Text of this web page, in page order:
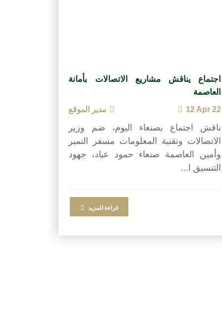
اجتماع يناقش مشاريع الاتصالات بأمانة
العاصمة
مدير الموقع 12 Apr 22
ناقش اجتماع بصنعاء اليوم، ضم وزير
الاتصالات وتقنية المعلومات مسفر النمير
وأمين العاصمة صنعاء حمود عباد، جهود
التنسيق ا...
قراءة المزيد